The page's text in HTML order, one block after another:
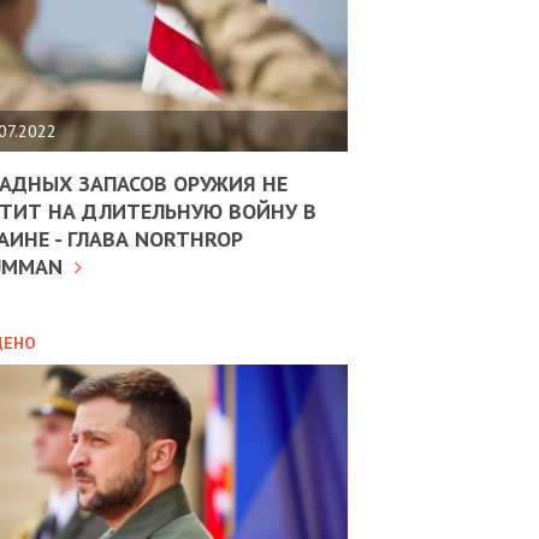
ЗАПАСОВ ОРУЖИЯ НЕ
НА ДЛИТЕЛЬНУЮ ВОЙНУ В
- ГЛАВА NORTHROP
10.02.2025